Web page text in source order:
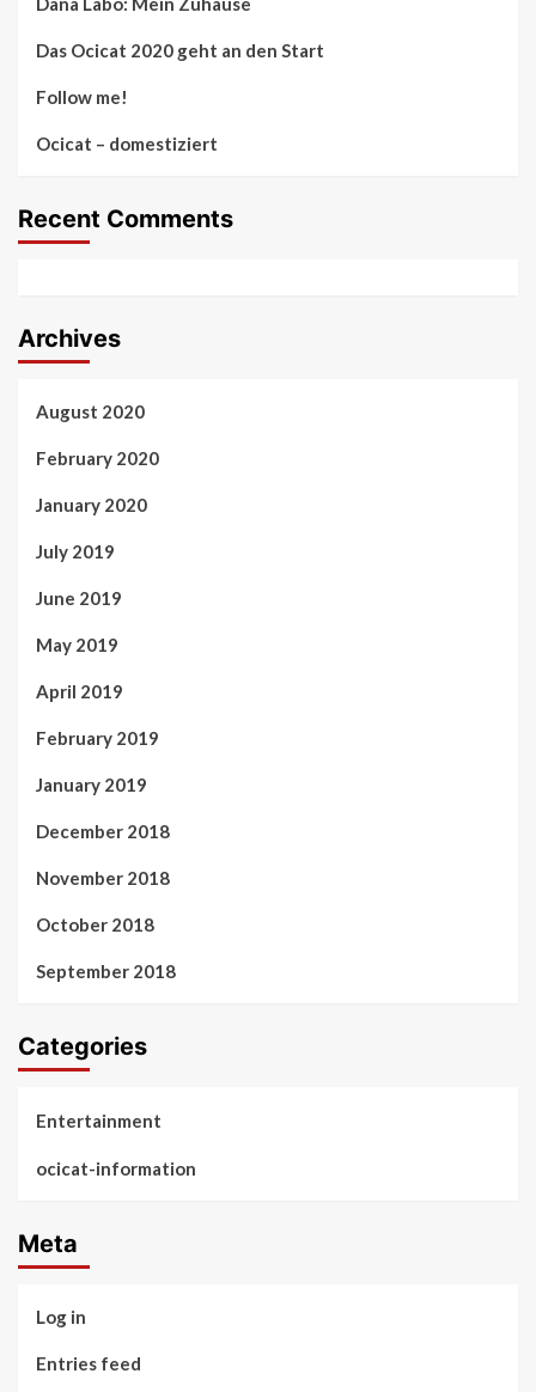
Das Ocicat 2020 geht an den Start
Follow me!
Ocicat – domestiziert
Recent Comments
Archives
August 2020
February 2020
January 2020
July 2019
June 2019
May 2019
April 2019
February 2019
January 2019
December 2018
November 2018
October 2018
September 2018
Categories
Entertainment
ocicat-information
Meta
Log in
Entries feed